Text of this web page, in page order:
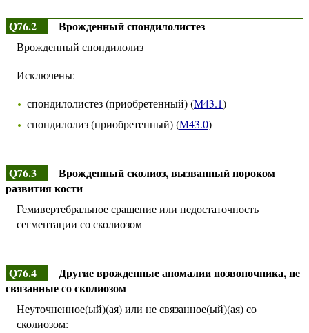
Q76.2 Врожденный спондилолистез
Врожденный спондилолиз
Исключены:
спондилолистез (приобретенный) (M43.1)
спондилолиз (приобретенный) (M43.0)
Q76.3
Врожденный сколиоз, вызванный пороком
развития кости
Гемивертебральное сращение или недостаточность
сегментации со сколиозом
Q76.4
Другие врожденные аномалии позвоночника, не
связанные со сколиозом
Неуточненное(ый)(ая) или не связанное(ый)(ая) со
сколиозом: